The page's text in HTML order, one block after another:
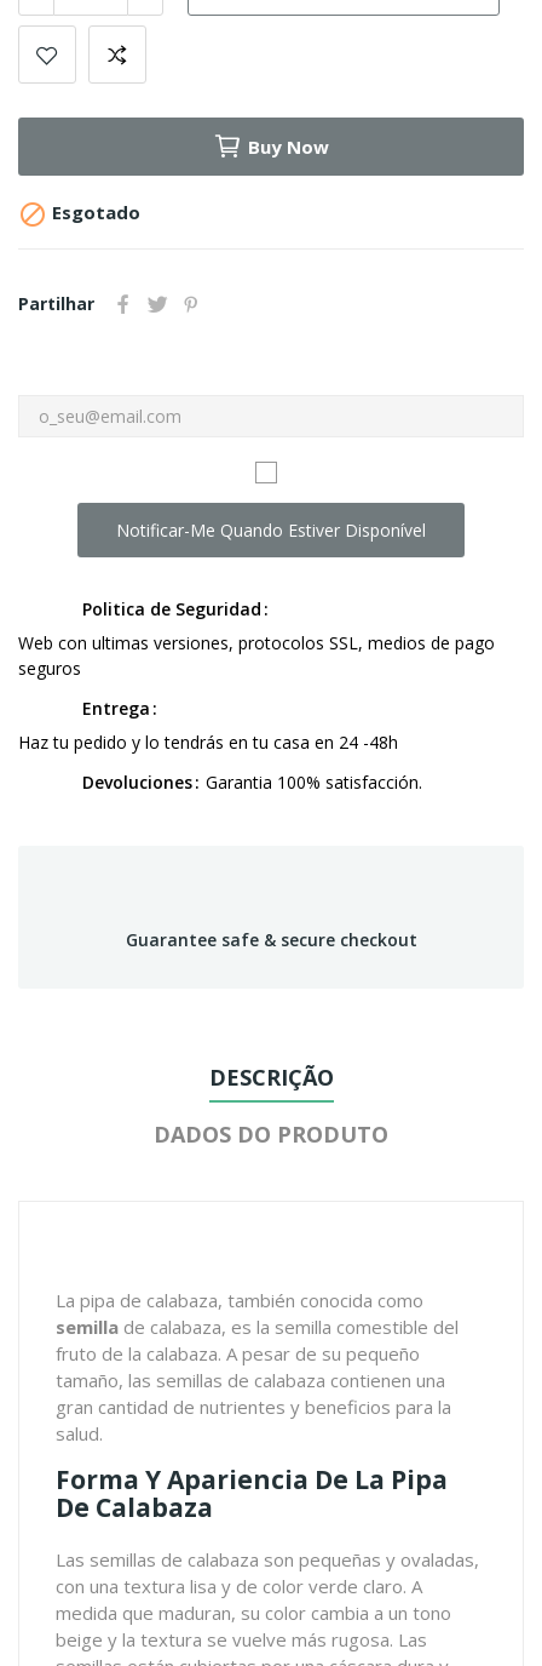
Buy Now
 Esgotado
Partilhar
Notificar-Me Quando Estiver Disponível
Politica de Seguridad
Web con ultimas versiones, protocolos SSL, medios de pago
seguros
Entrega
Haz tu pedido y lo tendrás en tu casa en 24 -48h
Devoluciones Garantia 100% satisfacción.
Guarantee safe & secure checkout
DESCRIÇÃO
DADOS DO PRODUTO
La pipa de calabaza, también conocida como
semilla de calabaza, es la semilla comestible del
fruto de la calabaza. A pesar de su pequeño
tamaño, las semillas de calabaza contienen una
gran cantidad de nutrientes y beneficios para la
salud.
Forma Y Apariencia De La Pipa
De Calabaza
Las semillas de calabaza son pequeñas y ovaladas,
con una textura lisa y de color verde claro. A
medida que maduran, su color cambia a un tono
beige y la textura se vuelve más rugosa. Las